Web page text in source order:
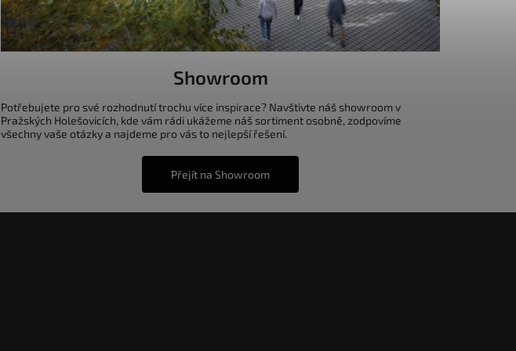
Showroom
Potřebujete pro své rozhodnutí trochu více inspirace? Navštivte náš showroom v
Pražských Holešovicích, kde vám rádi ukážeme náš sortiment osobně, zodpovíme
všechny vaše otázky a najdeme pro vás to nejlepší řešení.
Přejít na Showroom